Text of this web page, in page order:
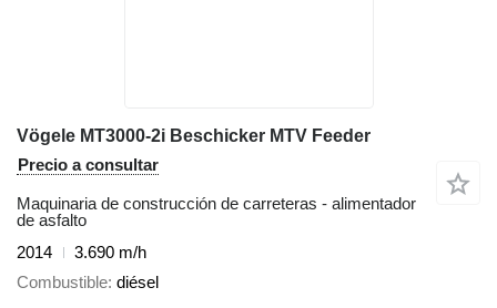
Vögele MT3000-2i Beschicker MTV Feeder
Precio a consultar
Maquinaria de construcción de carreteras - alimentador
de asfalto
2014
3.690 m/h
Combustible diésel